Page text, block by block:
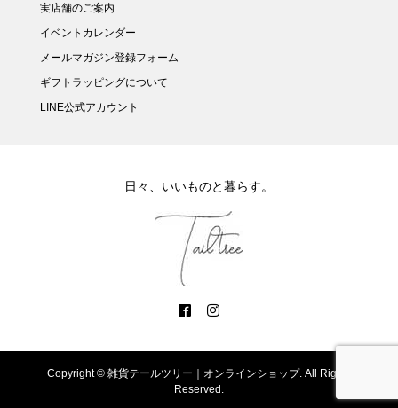
実店舗のご案内
イベントカレンダー
メールマガジン登録フォーム
ギフトラッピングについて
LINE公式アカウント
日々、いいものと暮らす。
Copyright © 雑貨テールツリー｜オンラインショップ. All Rights
Reserved.